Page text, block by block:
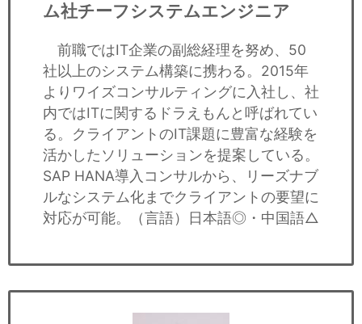
ム社チーフシステムエンジニア
前職ではIT企業の副総経理を努め、50
社以上のシステム構築に携わる。2015年
よりワイズコンサルティングに入社し、社
内ではITに関するドラえもんと呼ばれてい
る。クライアントのIT課題に豊富な経験を
活かしたソリューションを提案している。
SAP HANA導入コンサルから、リーズナブ
ルなシステム化までクライアントの要望に
対応が可能。（言語）日本語◎・中国語△